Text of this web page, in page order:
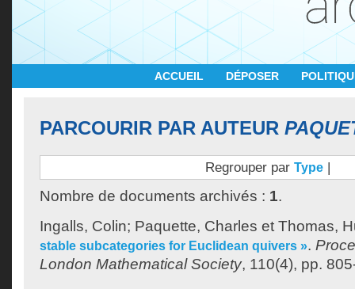
ACCUEIL DÉPOSER
PARCOURIR PAR AUTEUR
Regrouper par Type |
Nombre de documents archivés : 1.
Ingalls, Colin; Paquette, Charles et Thomas,
stable subcategories for Euclidean quivers ».
London Mathematical Society, 110(4), pp.